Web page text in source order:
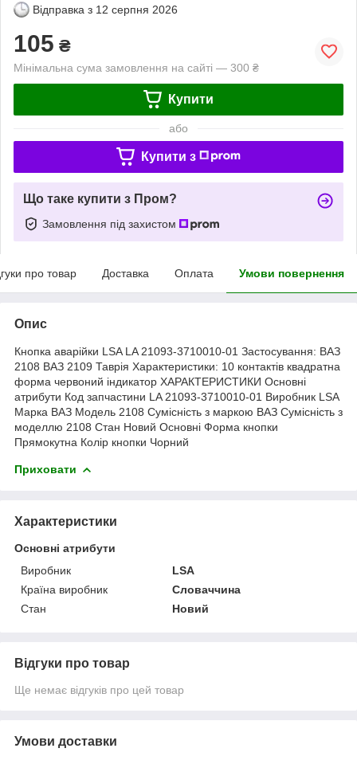
Відправка з 12 серпня 2026
105 ₴
Мінімальна сума замовлення на сайті — 300 ₴
Купити
або
Купити з
Що таке купити з Пром?
Замовлення під захистом
про товар Доставка Оплата Умови повернення
Опис
Кнопка аварійки LSA LA 21093-3710010-01 Застосування: ВАЗ
2108 ВАЗ 2109 Таврія Характеристики: 10 контактів квадратна
форма червоний індикатор ХАРАКТЕРИСТИКИ Основні
атрибути Код запчастини LA 21093-3710010-01 Виробник LSA
Марка ВАЗ Модель 2108 Сумісність з маркою ВАЗ Сумісність з
моделлю 2108 Стан Новий Основні Форма кнопки
Прямокутна Колір кнопки Чорний
Приховати
Характеристики
Основні атрибути
Виробник
LSA
Країна виробник
Словаччина
Стан
Новий
Відгуки про товар
Ще немає відгуків про цей товар
Умови доставки